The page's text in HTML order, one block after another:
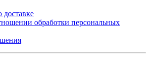
обработки персональных